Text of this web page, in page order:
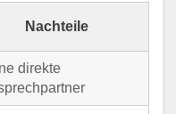
Nachteile
direkte